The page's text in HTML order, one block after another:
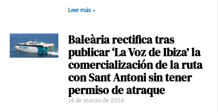
Leer más »
Baleària rectifica tras
publicar ‘La Voz de Ibiza’ la
comercialización de la ruta
con Sant Antoni sin tener
permiso de atraque
14 de marzo de 2024